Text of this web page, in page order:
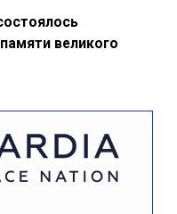
великого